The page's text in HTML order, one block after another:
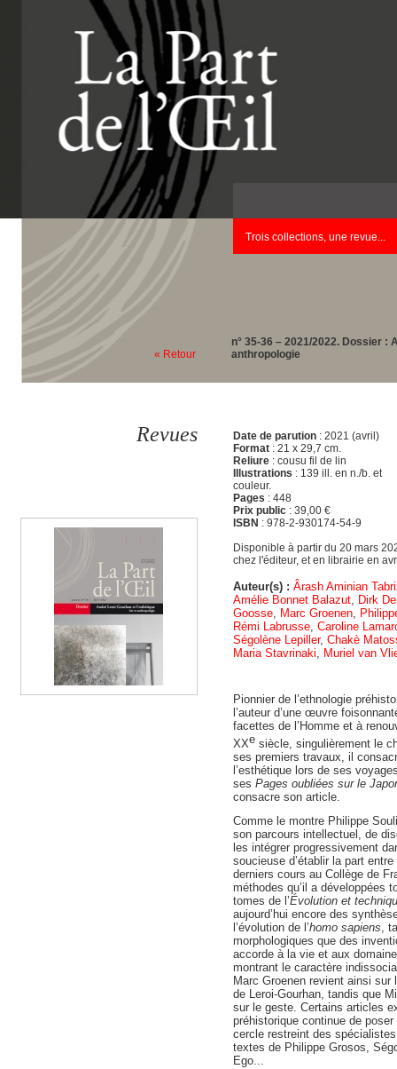
Trois collections, une revue...
« Retour
n° 35-36 – 2021/2022. Dossier
anthropologie
Revues Date de parution: 2021 (avril)
Format: 21 x 29,7 cm.
Reliure: cousu fil de lin
Illustrations : 139 ill. en n./b. et
couleur.
Pages : 448
Prix public: 39,00 €
ISBN : 978-2-930174-54-9
Disponible à partir du 20 mars
chez l'éditeur, et en librairie en
Auteur(s) : Ârash Aminian
Amélie Bonnet Balazut, Dirk
Goosse, Marc Groenen,
Rémi Labrusse, Caroline
Ségolène Lepiller, Chakè
Maria Stavrinaki, Muriel van
Pionnier de l’ethnologie
l’auteur d’une œuvre
facettes de l’Homme et à
XXesiècle, singulièrement le
ses premiers travaux, il
l’esthétique lors de ses
ses Pages oubliées sur le
consacre son article.
Comme le montre Philippe
son parcours intellectuel, de
les intégrer progressivement
soucieuse d’établir la part
derniers cours au Collège de
méthodes qu’il a développées
tomes de l’Évolution et
aujourd’hui encore des
l’évolution de l’homo sapiens,
morphologiques que des
accorde à la vie et aux
montrant le caractère
Marc Groenen revient ainsi sur
de Leroi-Gourhan, tandis que
sur le geste. Certains articles
préhistorique continue de
cercle restreint des
textes de Philippe Grosos,
Ego...